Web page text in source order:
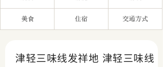
津轻三味线发祥地 津轻三味线